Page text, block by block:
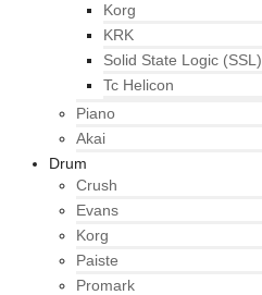
Korg
KRK
Solid State Logic (SSL)
Tc Helicon
Piano
Akai
Drum
Crush
Evans
Korg
Paiste
Promark